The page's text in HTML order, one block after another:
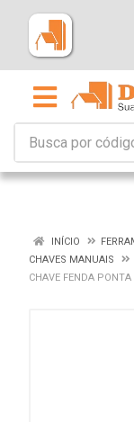
INÍCIO
CHAVES MANUAIS
CHAVE FENDA